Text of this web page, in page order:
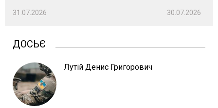
31.07.2026 30.07.2026
ДОСЬЄ
Лутій Денис Григорович